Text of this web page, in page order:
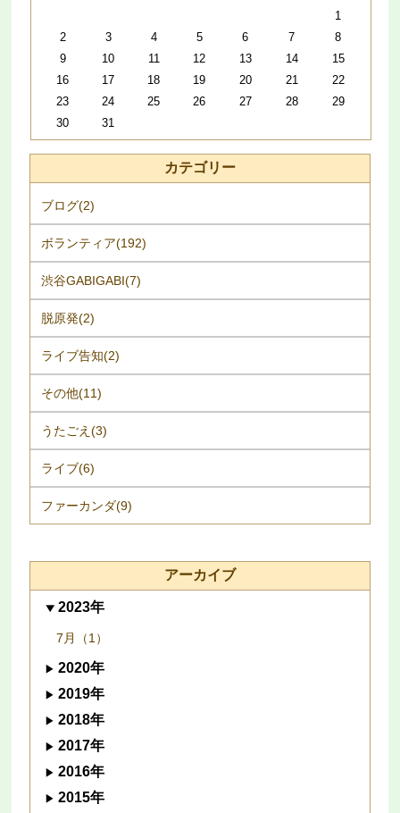
1
2
3 4 5 6 7
8
9
10 11 12 13 14
15
16
17 18 19 20 21
22
23
24 25 26 27 28
29
30
31
カテゴリー
ブログ(2)
ボランティア(192)
渋谷GABIGABI(7)
脱原発(2)
ライブ告知(2)
その他(11)
うたごえ(3)
ライブ(6)
ファーカンダ(9)
アーカイブ
2023年
7月（1）
2020年
2019年
2018年
2017年
2016年
2015年